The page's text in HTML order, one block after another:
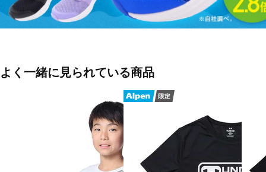
よく一緒に見られている商品